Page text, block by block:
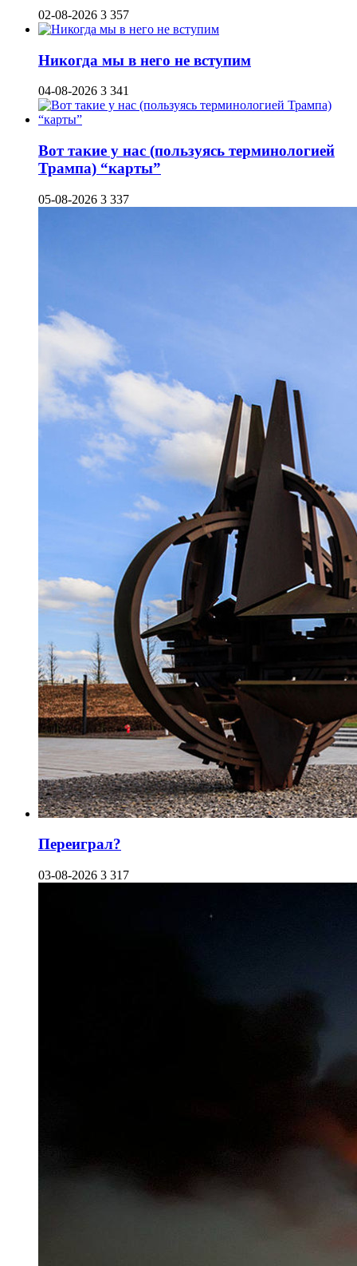
02-08-2026 3 357
Никогда мы в него не вступим
04-08-2026 3 341
Вот такие у нас (пользуясь терминологией
Трампа) “карты”
05-08-2026 3 337
Переиграл?
03-08-2026 3 317